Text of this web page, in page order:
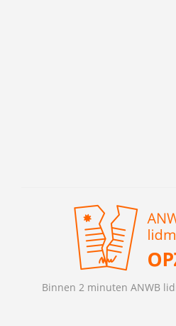
Binnen 2 minuten ANWB